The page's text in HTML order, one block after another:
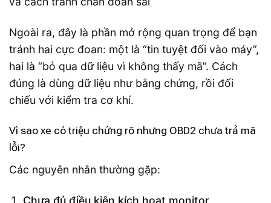
Ngoài ra, đây là phần mở rộng quan trọng để bạn
tránh hai cực đoan: một là “tin tuyệt đối vào máy”,
hai là “bỏ qua dữ liệu vì không thấy mã”. Cách
đúng là dùng dữ liệu như bằng chứng, rồi đối
chiếu với kiểm tra cơ khí.
Vì sao xe có triệu chứng rõ nhưng OBD2 chưa trả mã
lỗi?
Các nguyên nhân thường gặp:
Chưa đủ điều kiện kích hoạt monitor